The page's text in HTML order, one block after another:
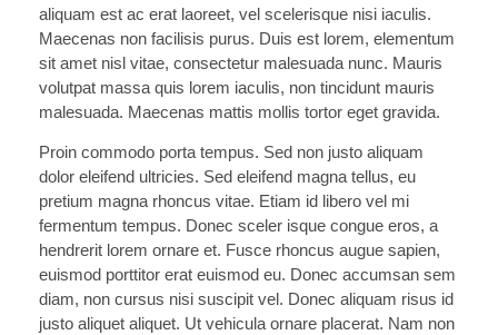
aliquam est ac erat laoreet, vel scelerisque nisi iaculis.
Maecenas non facilisis purus. Duis est lorem, elementum
sit amet nisl vitae, consectetur malesuada nunc. Mauris
volutpat massa quis lorem iaculis, non tincidunt mauris
malesuada. Maecenas mattis mollis tortor eget gravida.
Proin commodo porta tempus. Sed non justo aliquam
dolor eleifend ultricies. Sed eleifend magna tellus, eu
pretium magna rhoncus vitae. Etiam id libero vel mi
fermentum tempus. Donec sceler isque congue eros, a
hendrerit lorem ornare et. Fusce rhoncus augue sapien,
euismod porttitor erat euismod eu. Donec accumsan sem
diam, non cursus nisi suscipit vel. Donec aliquam risus id
justo aliquet aliquet. Ut vehicula ornare placerat. Nam non